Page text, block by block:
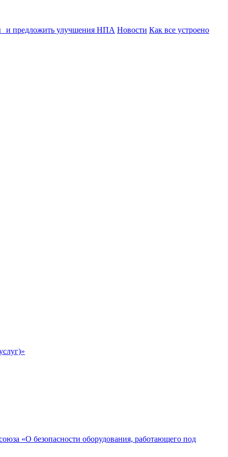
и предложить улучшения НПА Новости Как все устроено
«О безопасности оборудования, работающего под